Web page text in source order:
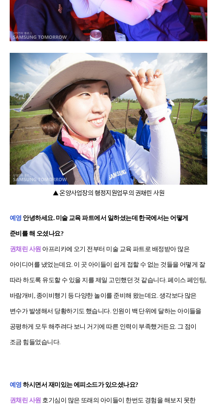
▲ 온양사업장의 행정지원업무의 권채린 사원
예영 안녕하세요. 미술 교육 파트에서 일하셨는데 한국에서는 어떻게
준비를 해 오셨나요?
권채린 사원 아프리카에 오기 전부터 미술 교육 파트로 배정받아 많은
아이디어를 냈었는데요. 이 곳 아이들이 쉽게 접할 수 없는 것들을 어떻게 잘
따라 하도록 유도할 수 있을 지를 제일 고민했던 것 같습니다. 페이스 페인팅,
바람개비, 종이비행기 등 다양한 놀이를 준비해 왔는데요. 생각보다 많은
변수가 발생해서 당황하기도 했습니다. 인원이 백 단위에 달하는 아이들을
공평하게 모두 해주려다 보니 거기에 따른 인력이 부족했거든요. 그 점이
조금 힘들었습니다.
예영하시면서 재미있는 에피소드가 있으셨나요?
권채린 사원 호기심이 많은 또래의 아이들이 한번도 경험을 해보지 못한